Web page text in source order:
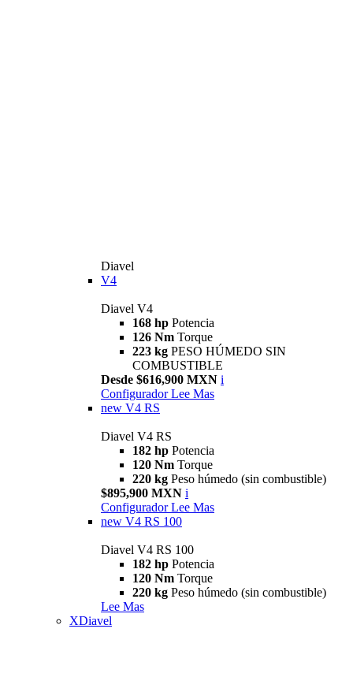
Diavel
V4
Diavel V4
168 hp Potencia
126 Nm Torque
223 kg PESO HÚMEDO SIN
COMBUSTIBLE
Desde $616,900 MXN i
Configurador Lee Mas
new V4 RS
Diavel V4 RS
182 hp Potencia
120 Nm Torque
220 kg Peso húmedo (sin combustible)
$895,900 MXN i
Configurador Lee Mas
new V4 RS 100
Diavel V4 RS 100
182 hp Potencia
120 Nm Torque
220 kg Peso húmedo (sin combustible)
Lee Mas
XDiavel